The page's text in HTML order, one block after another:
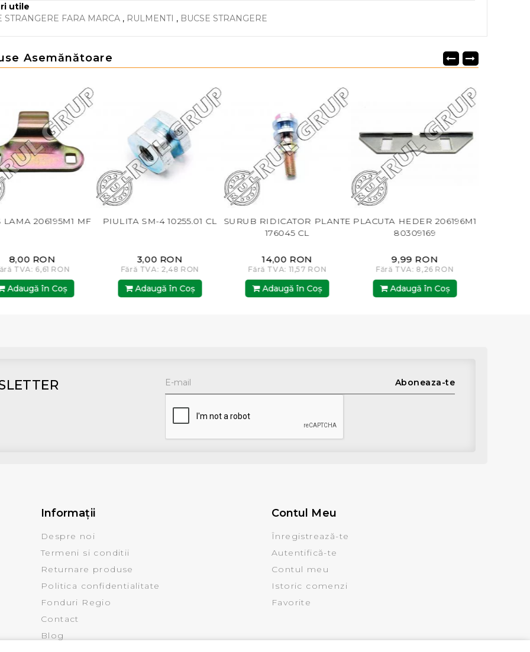
utile
STRANGERE FARA MARCA , RULMENTI , BUCSE STRANGERE
Asemănătoare
MF PIULITA SM-4 10255.01 CL
Fără TVA: 2,48 RON
Adaugă în Coş
SURUB RIDICATOR PLANTE
Fără TVA: 11,57 RON
Adaugă în Coş
PLACUTA HEDER 206196M1
Fără TVA: 8,26 RON
Adaugă în Coş
PALETA CAUCIUC
ELEVATOR 404184M1 MF
Fără TVA: 9,92 RON
Adaugă în Coş
Aboneaza-te
Informaţii
Despre noi
Termeni si conditii
Returnare produse
Politica confidentialitate
Fonduri Regio
Contact
Blog
Contul Meu
Înregistrează-te
Autentifică-te
Contul meu
Istoric comenzi
Favorite